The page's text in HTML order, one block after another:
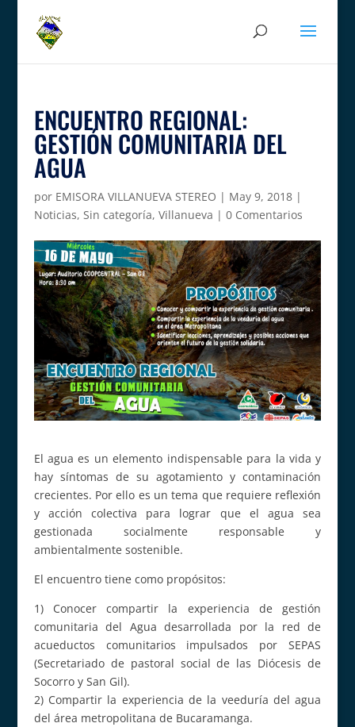
ENCUENTRO REGIONAL:
GESTIÓN COMUNITARIA DEL
AGUA
por EMISORA VILLANUEVA STEREO | May 9, 2018|
Noticias, Sin categoría, Villanueva | 0 Comentarios
El agua es un elemento indispensable para la vida y
hay síntomas de su agotamiento y contaminación
crecientes. Por ello es un tema que requiere reflexión
y acción colectiva para lograr que el agua sea
gestionada socialmente responsable y
ambientalmente sostenible.
El encuentro tiene como propósitos:
1) Conocer compartir la experiencia de gestión
comunitaria del Agua desarrollada por la red de
acueductos comunitarios impulsados por SEPAS
(Secretariado de pastoral social de las Diócesis de
Socorro y San Gil).
2) Compartir la experiencia de la veeduría del agua
del área metropolitana de Bucaramanga.